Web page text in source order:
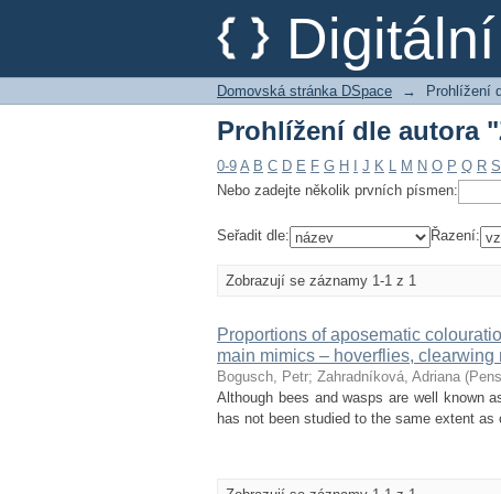
Prohlížení dle autora
Domovská stránka DSpace → Prohlížení
Prohlížení dle autora
0-9 A B C D E F G H J K L M N O P Q R S
Nebo zadejte několik prvních písmen:
Seřadit dle: Řazení:
Zobrazují se záznamy 1-1 z 1
Proportions of aposematic
main mimics – hoverflies,
Bogusch, Petr; Zahradníková, Adriana (
Although bees and wasps are well known
has not been studied to the same extent